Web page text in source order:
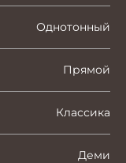
Однотонный
Прямой
Классика
Деми